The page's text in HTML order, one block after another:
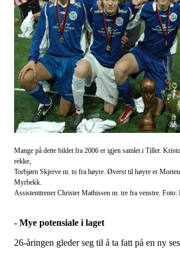
Mange på dette bildet fra 2006 er igjen samlet i Tiller.
rekke,
Torbjørn Skjerve nr. to fra høyre. Øverst til høyre er
Myrbekk.
Assistenttrener Christer Mathissen nr. tre fra venstre.
- Mye potensiale i laget
26-åringen gleder seg til å ta fatt på en ny